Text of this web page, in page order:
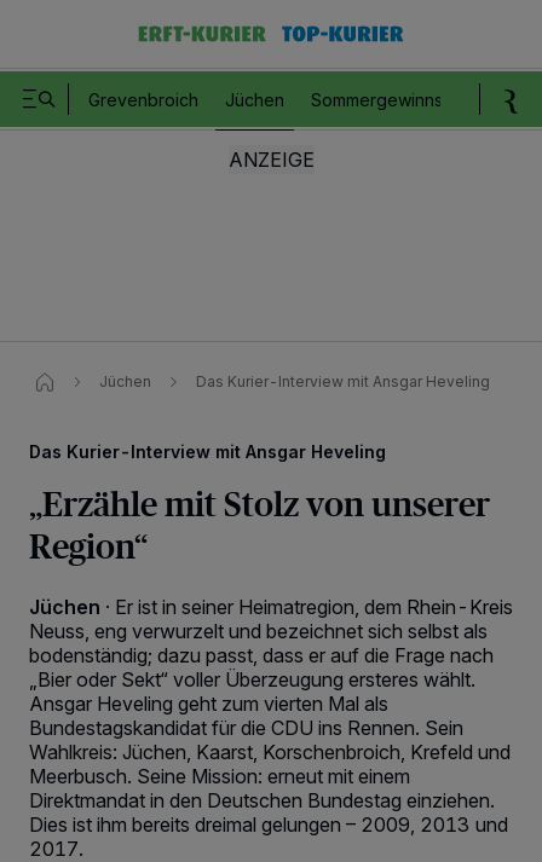
Grevenbroich Jüchen Sommergewinnspiel
Jüchen Das Kurier-Interview mit Ansgar Heveling
Das Kurier-Interview mit Ansgar Heveling
„Erzähle mit Stolz von unserer
Region“
Jüchen · Er ist in seiner Heimatregion, dem Rhein-Kreis
Neuss, eng verwurzelt und bezeichnet sich selbst als
bodenständig; dazu passt, dass er auf die Frage nach
„Bier oder Sekt“ voller Überzeugung ersteres wählt.
Ansgar Heveling geht zum vierten Mal als
Bundestagskandidat für die CDU ins Rennen. Sein
Wahlkreis: Jüchen, Kaarst, Korschenbroich, Krefeld und
Meerbusch. Seine Mission: erneut mit einem
Direktmandat in den Deutschen Bundestag einziehen.
Dies ist ihm bereits dreimal gelungen – 2009, 2013 und
2017.